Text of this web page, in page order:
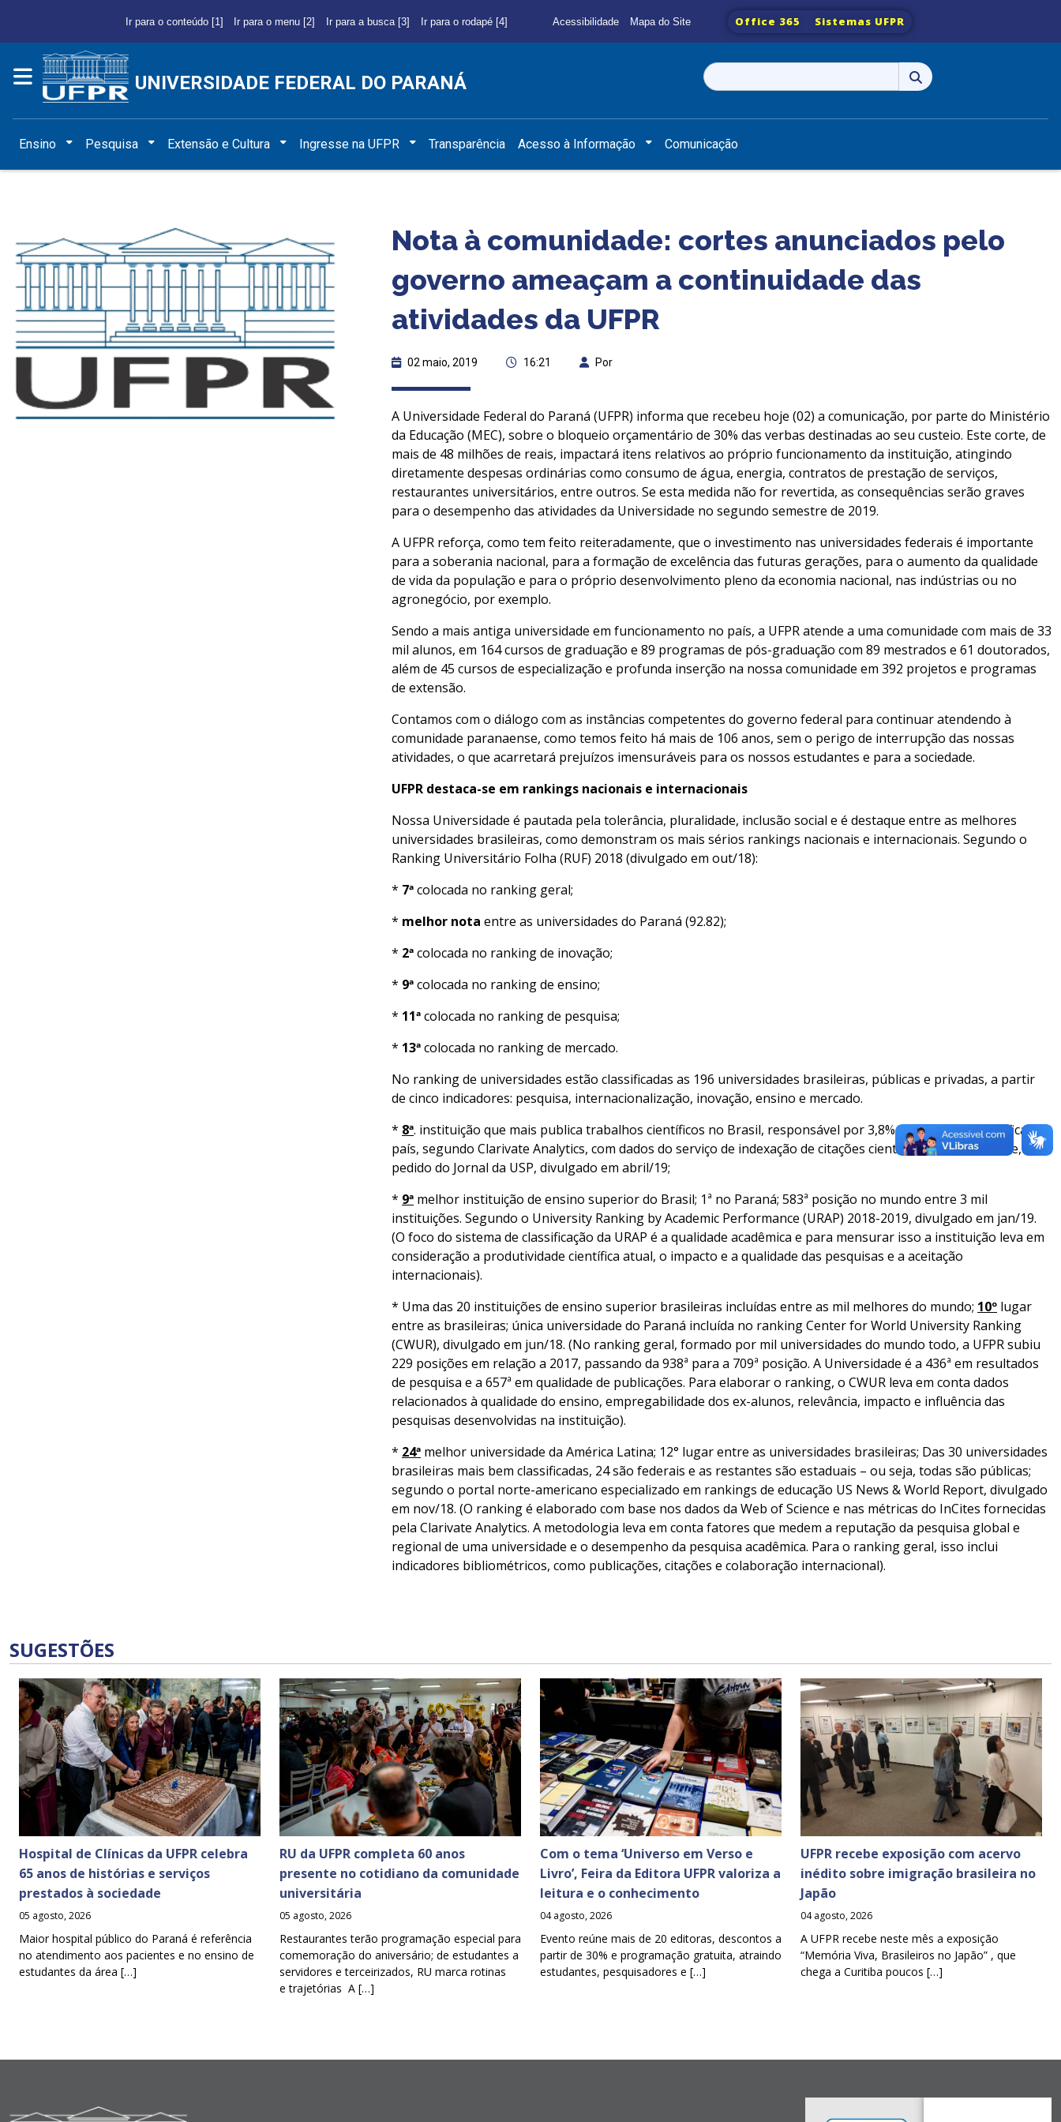
Ir para o conteúdo [1] Ir para o menu [2] Ir para a busca [3] Ir para o rodapé [4] Acessibilidade Mapa do Site Office 365 Sistemas UFPR
UNIVERSIDADE FEDERAL DO PARANÁ
Pesquisar
por:
Ensino Pesquisa Extensão e Cultura Ingresse na UFPR Transparência Acesso à Informação Comunicação
Nota à comunidade: cortes anunciados pelo
governo ameaçam a continuidade das
atividades da UFPR
02 maio, 2019 16:21 Por
A Universidade Federal do Paraná (UFPR) informa que recebeu hoje (02) a comunicação, por parte do Ministério
da Educação (MEC), sobre o bloqueio orçamentário de 30% das verbas destinadas ao seu custeio. Este corte, de
mais de 48 milhões de reais, impactará itens relativos ao próprio funcionamento da instituição, atingindo
diretamente despesas ordinárias como consumo de água, energia, contratos de prestação de serviços,
restaurantes universitários, entre outros. Se esta medida não for revertida, as consequências serão graves
para o desempenho das atividades da Universidade no segundo semestre de 2019.
A UFPR reforça, como tem feito reiteradamente, que o investimento nas universidades federais é importante
para a soberania nacional, para a formação de excelência das futuras gerações, para o aumento da qualidade
de vida da população e para o próprio desenvolvimento pleno da economia nacional, nas indústrias ou no
agronegócio, por exemplo.
Sendo a mais antiga universidade em funcionamento no país, a UFPR atende a uma comunidade com mais de 33
mil alunos, em 164 cursos de graduação e 89 programas de pós-graduação com 89 mestrados e 61 doutorados,
além de 45 cursos de especialização e profunda inserção na nossa comunidade em 392 projetos e programas
de extensão.
Contamos com o diálogo com as instâncias competentes do governo federal para continuar atendendo à
comunidade paranaense, como temos feito há mais de 106 anos, sem o perigo de interrupção das nossas
atividades, o que acarretará prejuízos imensuráveis para os nossos estudantes e para a sociedade.
UFPR destaca-se em rankings nacionais e internacionais
Nossa Universidade é pautada pela tolerância, pluralidade, inclusão social e é destaque entre as melhores
universidades brasileiras, como demonstram os mais sérios rankings nacionais e internacionais. Segundo o
Ranking Universitário Folha (RUF) 2018 (divulgado em out/18):
* 7ªcolocada no ranking geral;
* melhor nota entre as universidades do Paraná (92.82);
* 2ªcolocada no ranking de inovação;
* 9ªcolocada no ranking de ensino;
* 11ªcolocada no ranking de pesquisa;
* 13ªcolocada no ranking de mercado.
No ranking de universidades estão classificadas as 196 universidades brasileiras, públicas e privadas, a partir
de cinco indicadores: pesquisa, internacionalização, inovação, ensino e mercado.
* 8ª. instituição que mais publica trabalhos científicos no Brasil, responsável por 3,8% da produção científica no
país, segundo Clarivate Analytics, com dados do serviço de indexação de citações científicas Web of Science, a
pedido do Jornal da USP, divulgado em abril/19;
* 9ª melhor instituição de ensino superior do Brasil; 1ª no Paraná; 583ª posição no mundo entre 3 mil
instituições. Segundo o University Ranking by Academic Performance (URAP) 2018-2019, divulgado em jan/19.
(O foco do sistema de classificação da URAP é a qualidade acadêmica e para mensurar isso a instituição leva em
consideração a produtividade científica atual, o impacto e a qualidade das pesquisas e a aceitação
internacionais).
* Uma das 20 instituições de ensino superior brasileiras incluídas entre as mil melhores do mundo; 10º lugar
entre as brasileiras; única universidade do Paraná incluída no ranking Center for World University Ranking
(CWUR), divulgado em jun/18. (No ranking geral, formado por mil universidades do mundo todo, a UFPR subiu
229 posições em relação a 2017, passando da 938ª para a 709ª posição. A Universidade é a 436ª em resultados
de pesquisa e a 657ª em qualidade de publicações. Para elaborar o ranking, o CWUR leva em conta dados
relacionados à qualidade do ensino, empregabilidade dos ex-alunos, relevância, impacto e influência das
pesquisas desenvolvidas na instituição).
* 24ª melhor universidade da América Latina; 12° lugar entre as universidades brasileiras; Das 30 universidades
brasileiras mais bem classificadas, 24 são federais e as restantes são estaduais – ou seja, todas são públicas;
segundo o portal norte-americano especializado em rankings de educação US News & World Report, divulgado
em nov/18. (O ranking é elaborado com base nos dados da Web of Science e nas métricas do InCites fornecidas
pela Clarivate Analytics. A metodologia leva em conta fatores que medem a reputação da pesquisa global e
regional de uma universidade e o desempenho da pesquisa acadêmica. Para o ranking geral, isso inclui
indicadores bibliométricos, como publicações, citações e colaboração internacional).
SUGESTÕES
Hospital de Clínicas da UFPR celebra
65 anos de histórias e serviços
prestados à sociedade
05 agosto, 2026
Maior hospital público do Paraná é referência
no atendimento aos pacientes e no ensino de
estudantes da área […]
RU da UFPR completa 60 anos
presente no cotidiano da comunidade
universitária
05 agosto, 2026
Restaurantes terão programação especial para
comemoração do aniversário; de estudantes a
servidores e terceirizados, RU marca rotinas
e trajetórias A […]
Com o tema ‘Universo em Verso e
Livro’, Feira da Editora UFPR valoriza a
leitura e o conhecimento
04 agosto, 2026
Evento reúne mais de 20 editoras, descontos a
partir de 30% e programação gratuita, atraindo
estudantes, pesquisadores e […]
UFPR recebe exposição com acervo
inédito sobre imigração brasileira no
Japão
04 agosto, 2026
A UFPR recebe neste mês a exposição
“Memória Viva, Brasileiros no Japão” , que
chega a Curitiba poucos […]